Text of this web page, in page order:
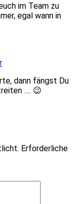
im Team zu
egal wann in
dann fängst Du
…. 😉
Erforderliche